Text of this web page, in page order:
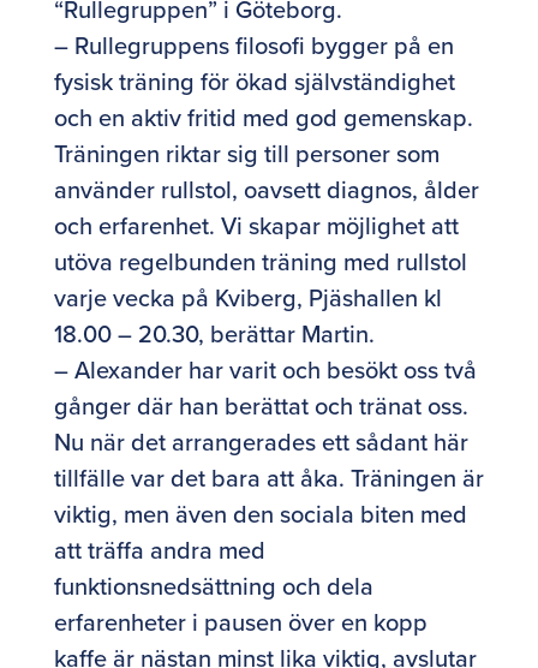
“Rullegruppen” i Göteborg.
– Rullegruppens filosofi bygger på en
fysisk träning för ökad självständighet
och en aktiv fritid med god gemenskap.
Träningen riktar sig till personer som
använder rullstol, oavsett diagnos, ålder
och erfarenhet. Vi skapar möjlighet att
utöva regelbunden träning med rullstol
varje vecka på Kviberg, Pjäshallen kl
18.00 – 20.30, berättar Martin.
– Alexander har varit och besökt oss två
gånger där han berättat och tränat oss.
Nu när det arrangerades ett sådant här
tillfälle var det bara att åka. Träningen är
viktig, men även den sociala biten med
att träffa andra med
funktionsnedsättning och dela
erfarenheter i pausen över en kopp
kaffe är nästan minst lika viktig, avslutar